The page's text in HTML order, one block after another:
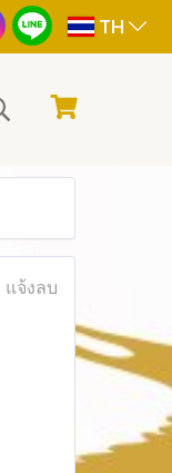
TH
แจ้งลบ